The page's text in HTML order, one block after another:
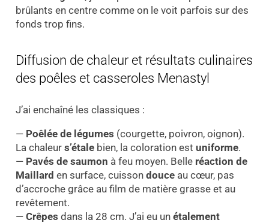
brûlants en centre comme on le voit parfois sur des
fonds trop fins.
Diffusion de chaleur et résultats culinaires
des poêles et casseroles Menastyl
J’ai enchaîné les classiques :
— Poêlée de légumes (courgette, poivron, oignon).
La chaleur s’étalebien, la coloration est uniforme.
— Pavés de saumon à feu moyen. Belle réaction de
Maillard en surface, cuisson douceau cœur, pas
d’accroche grâce au film de matière grasse et au
revêtement.
— Crêpes dans la 28 cm. J’ai eu un étalement